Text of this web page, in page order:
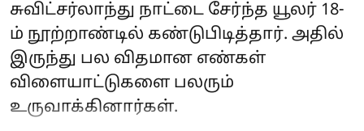
சுவிட்சர்லாந்து நாட்டை சேர்ந்த யூலர் 18-
ம் நூற்றாண்டில் கண்டுபிடித்தார். அதில்
இருந்து பல விதமான எண்கள்
விளையாட்டுகளை பலரும்
உருவாக்கினார்கள்.